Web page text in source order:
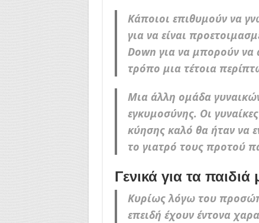
Κάποιοι επιθυμούν να
για να είναι
Down για να μπορούν να
τρόπο μια τέτοια
Μια άλλη ομάδα
εγκυμοσύνης. Οι
κύησης καλό θα ήταν να
το γιατρό τους προτού
Γενικά για τα
Κυρίως λόγω του
επειδή έχουν έντονα